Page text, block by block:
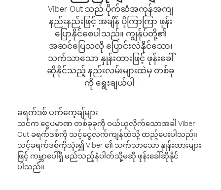
Viber Out သည် ပိုက်ဆံအကုန်အကျ
နည်းနည်းဖြင့် အချိန် ပိုကြာကြာ ဖုန်း
ပြောနိုင်စေပါသည်။ ကျွန်ုပ်တို့၏
အဆင်ပြေသလို ပြောင်းလဲနိုင်သော၊
သက်သာသော နှုန်းထားဖြင့် ဖုန်းခေါ်
ဆိုနိုင်သည့် နည်းလမ်းများထဲမှ တစ်ခု
ကို ရွေးချယ်ပါ-
ခရက်ဒစ် ပက်ကေ့ချ်များ
သင်က ငွေပမာဏ တစ်ခုခုကို ဝယ်ယူလိုက်သောအခါ Viber
Out ခရက်ဒစ်ကို သင့်ငွေလက်ကျန်ထဲသို့ ထည့်ပေးပါသည်။
သင့်ခရက်ဒစ်ကိုသုံး၍ Viber ၏ သက်သာသော နှုန်းထားများ
ဖြင့် ကမ္ဘာပေါ်ရှိ မည်သည့်နံပါတ်သို့မဆို ဖုန်းခေါ်ဆိုနိုင်
ပါသည်။